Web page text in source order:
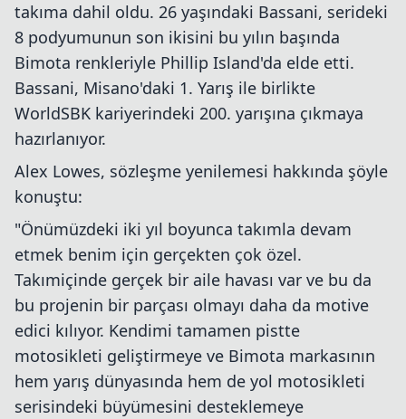
takıma dahil oldu. 26 yaşındaki Bassani, serideki
8 podyumunun son ikisini bu yılın başında
Bimota renkleriyle Phillip Island'da elde etti.
Bassani, Misano'daki 1. Yarış ile birlikte
WorldSBK kariyerindeki 200. yarışına çıkmaya
hazırlanıyor.
Alex Lowes, sözleşme yenilemesi hakkında şöyle
konuştu:
"Önümüzdeki iki yıl boyunca takımla devam
etmek benim için gerçekten çok özel.
Takımiçinde gerçek bir aile havası var ve bu da
bu projenin bir parçası olmayı daha da motive
edici kılıyor. Kendimi tamamen pistte
motosikleti geliştirmeye ve Bimota markasının
hem yarış dünyasında hem de yol motosikleti
serisindeki büyümesini desteklemeye